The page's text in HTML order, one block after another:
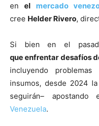
enel mercado
cree Helder Rivero,
Si bien en el
que enfrentar desafíos
incluyendo
insumos, desde 2024
seguirán–
Venezuela.